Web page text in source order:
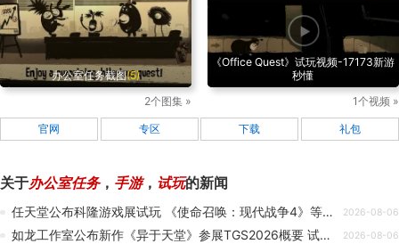
办公室任务截图(5)
2个图集 »
《Office Quest》试玩视频-17173新游
秒懂
1个视频 »
官网 专区 下载 礼包
关于办公室任务， 手游， 试玩的新闻
任天堂公布科隆游戏展试玩 《使命召唤：现代战争4》等3A大作 2026-08-06
如龙工作室公布新作《异于天堂》参展TGS2026概要 试玩周边活动 2026-08-06